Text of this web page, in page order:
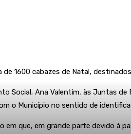
1600 cabazes de Natal,
Social, Ana Valentim, às Juntas
o Município no sentido de
que, em grande parte devido à